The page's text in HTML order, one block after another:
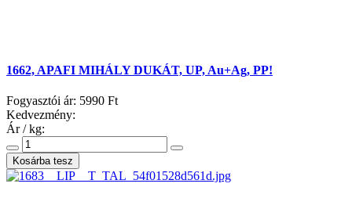
1662, APAFI MIHÁLY DUKÁT, UP, Au+Ag, PP!
Fogyasztói ár: 5990 Ft
Kedvezmény:
Ár / kg: